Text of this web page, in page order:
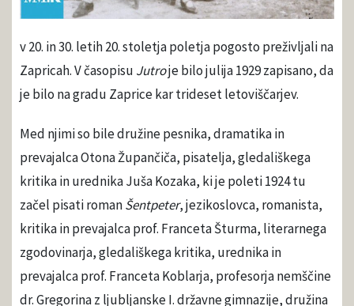
v 20. in 30. letih 20. stoletja poletja pogosto preživljali na
Zapricah. V časopisu Jutroje bilo julija 1929 zapisano, da
je bilo na gradu Zaprice kar trideset letoviščarjev.
Med njimi so bile družine pesnika, dramatika in
prevajalca Otona Župančiča, pisatelja, gledališkega
kritika in urednika Juša Kozaka, ki je poleti 1924 tu
začel pisati romanŠentpeter, jezikoslovca, romanista,
kritika in prevajalca prof. Franceta Šturma, literarnega
zgodovinarja, gledališkega kritika, urednika in
prevajalca prof. Franceta Koblarja, profesorja nemščine
dr. Gregorina z ljubljanske I. državne gimnazije, družina